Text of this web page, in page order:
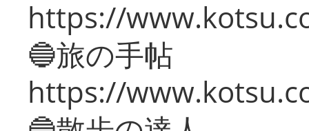
https://
🔵旅の手帖
https://